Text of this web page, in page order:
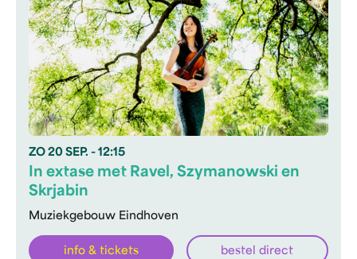
ZO 20 SEP. - 12:15
Muziekgebouw Eindhoven
In extase met Ravel, Szymanowski en
Skrjabin
info & tickets bestel direct